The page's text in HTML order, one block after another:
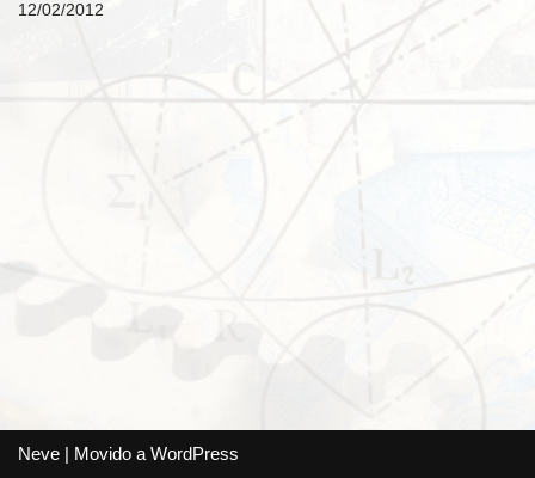
12/02/2012
Neve | Movido a WordPress